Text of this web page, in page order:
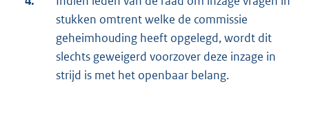
stukken omtrent welke de commissie
geheimhouding heeft opgelegd, wordt dit
slechts geweigerd voorzover deze inzage in
strijd is met het openbaar belang.